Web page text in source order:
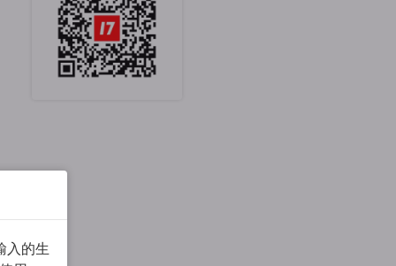
入的生